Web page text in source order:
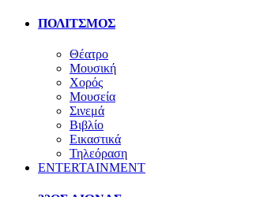
ΠΟΛΙΤΣΜΟΣ
Θέατρο
Μουσική
Χορός
Μουσεία
Σινεμά
Βιβλίο
Εικαστικά
Τηλεόραση
ENTERTAINMENT